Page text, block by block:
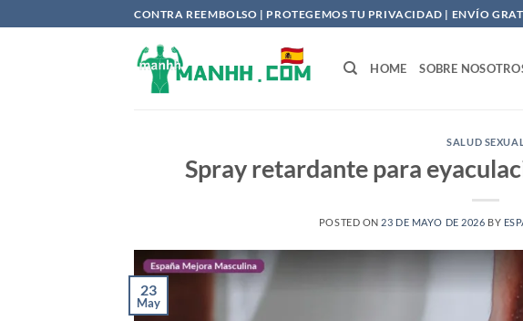
al
CONTRA REEMBOLSO | PROTEGEMOS TU PRIVACIDAD | ENVÍO
HOME SOBRE
SALUD SEXUAL
Spray retardante para
POSTED ON 23 DE MAYO DE 2026 BY
23
May